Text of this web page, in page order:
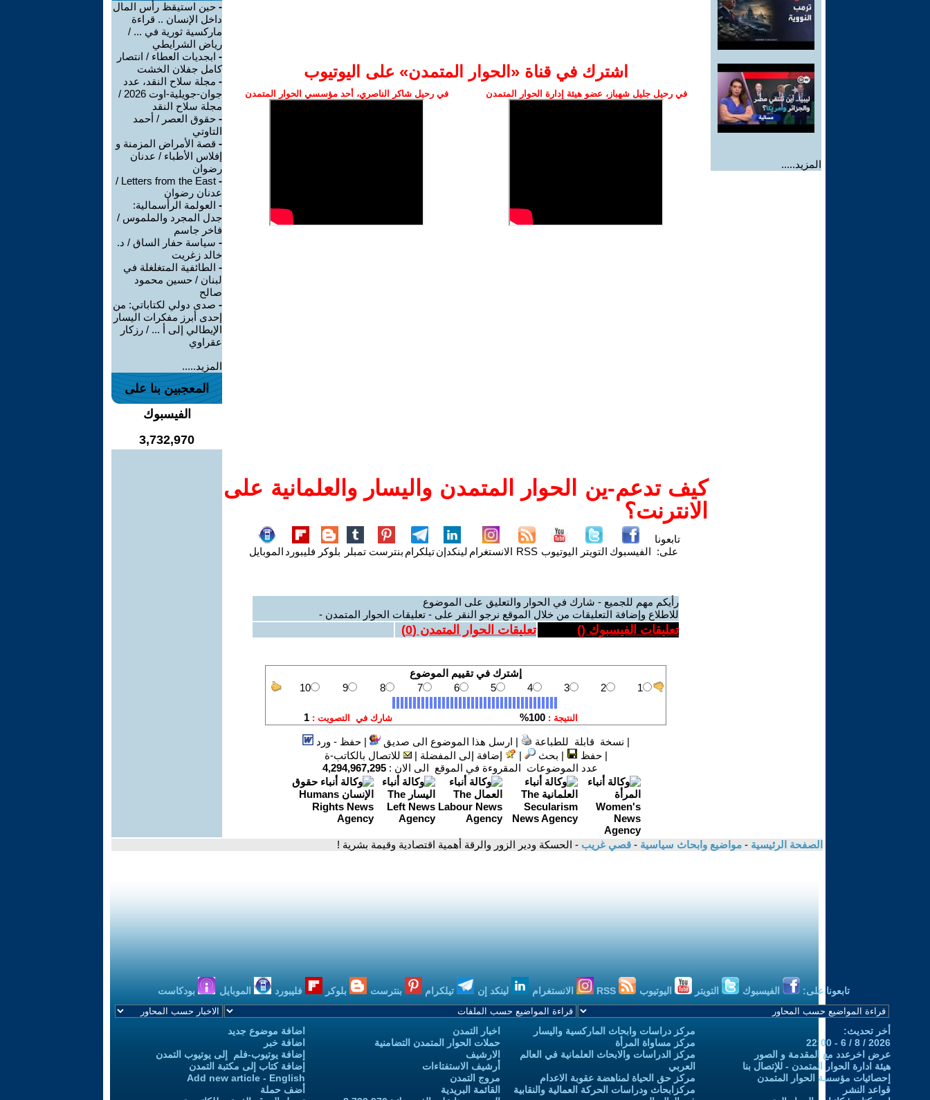
المزيد.....
اشترك في قناة ‫«الحوار المتمدن» على اليوتيوب
في رحيل جليل شهباز، عضو هيئة إدارة الحوار المتمدن في رحيل شاكر الناصري، أحد مؤسسي الحوار المتمدن
كيف تدعم-ين الحوار المتمدن واليسار والعلمانية على
الانترنت؟
تابعونا
على: الفيسبوك التويتر اليوتيوب RSS الانستغرام لينكدإنتيلكرام بنترست تمبلر بلوكر فليبورد الموبايل
رأيكم مهم للجميع - شارك في الحوار والتعليق على الموضوع
للاطلاع وإضافة التعليقات من خلال الموقع نرجو النقر على - تعليقات الحوار المتمدن -
تعليقات الفيسبوك () تعليقات الحوار المتمدن (0
)
| نسخة قابلة للطباعة | ارسل هذا الموضوع الى صديق |حفظ - ورد
|حفظ | بحث | إضافة إلى المفضلة |
للاتصال بالكاتب-ة
عدد الموضوعات المقروءة في الموقع الى الان : 4,294,967,295
- حين استيقظ رأس المال
داخل الإنسان .. قراءة
ماركسية ثورية في ... /
رياض الشرايطي
- ابجديات العطاء / انتصار
كامل جفلان الخشت
- مجلة سلاح النقد، عدد
جوان-جويلية-اوت 2026 /
مجلة سلاح النقد
- حقوق العصر / أحمد
التاوتي
- قصة الأمراض المزمنة و
إفلاس الأطباء / عدنان
رضوان
-
Letters from the East /
عدنان رضوان
- العولمة الرأسمالية:
جدل المجرد والملموس /
فاخر جاسم
- سياسة حفار الساق / د.
خالد زغريت
- الطائفية المتغلغلة في
لبنان / حسين محمود
صالح
- صدى دولي لكتاباتي: من
إحدى أبرز مفكرات اليسار
الإيطالي إلى أ ... / رزكار
عقراوي
المزيد.....
المعجبين بنا على
الفيسبوك
3,732,970
الصفحة الرئيسية - مواضيع وابحاث سياسية - قصي غريب - الحسكة ودير الزور والرقة أهمية اقتصادية وقيمة بشرية !
تابعونا على: الفيسبوك التويتر اليوتيوب الانستغرام لينكد إن تيلكرام بنترست بلوكر فليبورد الموبايل بودكاست
أخر تحديث:
2026 / 8 / 6 - 22:00
عرض اخرعدد مع المقدمة و الصور
هيئة ادارة الحوار المتمدن - للإتصال بنا
إحصائيات مؤسسة الحوار المتمدن
قواعد النشر
مركز دراسات وابحاث الماركسية واليسار
مركز مساواة المرأة
مركز الدراسات والابحاث العلمانية في العالم
العربي
مركز حق الحياة لمناهضة عقوبة الاعدام
مركزابحاث ودراسات الحركة العمالية والنقابية
اخبار التمدن
حملات الحوار المتمدن التضامنية
الارشيف
أرشيف الاستفتاءات
مروج التمدن
القائمة البريدية
اضافة موضوع جديد
اضافة خبر
إضافة يوتيوب-فلم إلى يوتيوب التمدن
إضافة كتاب إلى مكتبة التمدن
Add new article - English
أضف حملة